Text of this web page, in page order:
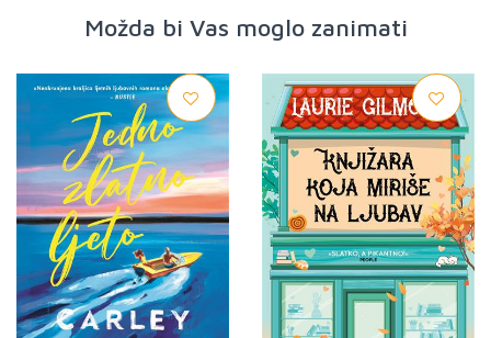
Možda bi Vas moglo zanimati